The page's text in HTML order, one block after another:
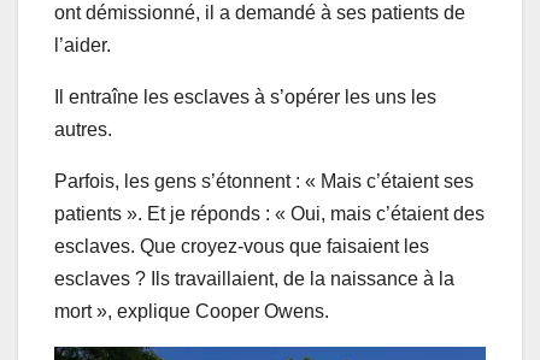
ont démissionné, il a demandé à ses patients de
l’aider.
Il entraîne les esclaves à s’opérer les uns les
autres.
Parfois, les gens s’étonnent : « Mais c’étaient ses
patients ». Et je réponds : « Oui, mais c’étaient des
esclaves. Que croyez-vous que faisaient les
esclaves ? Ils travaillaient, de la naissance à la
mort », explique Cooper Owens.